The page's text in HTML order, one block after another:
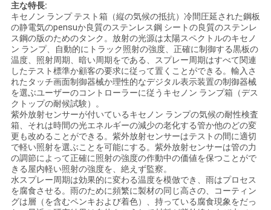
い
ニ
ュ
ー
ス
引
用
主な特長:
キセノン ランプ テスト箱（縦の気候の抵抗）冷間圧延された鋼板
の静電気のpensuか良質のステンレス鋼 シートの良質のステンレ
ス鋼の版のためのタンク。放射の光源は太陽スペクトルのキセノ
ン ランプ、自動的にトラック照射の強度、正確に制御する黒板の
温度、照射周期、暗い周期をである、スプレー周期はすべて関連
したテスト標準か顧客の要求に従って置くことができる。輸入さ
れたタッチ画面制御器械か理性的なデジタル表示装置の制御器械
を選ぶユーザーのコントローラーに従うキセノン ランプ箱（デス
クトップの耐候試験）。
紫外放射センサーが付いているキセノン ランプの気候の耐性検査
箱、それは時間の光エネルギーの減少の老化する管か他のどの変
更も改めることができる。紫外放射センサーはテストの間に適切
で軽い照射を選ぶことを可能にする。紫外放射センサーは管の力
の調節によって正確に照射の強度の作動中の価値を保つことがで
きる屋内軽い照射の強度を、絶えず監察。
水スプレー周期は効果的に変わる温度を模倣でき、雨はプロセス
を腐食させる。雨のために頻繁に製材の同じ高さの、コーティン
グは層（を含むペンキおよび着色）、持っている腐食現象をだっ